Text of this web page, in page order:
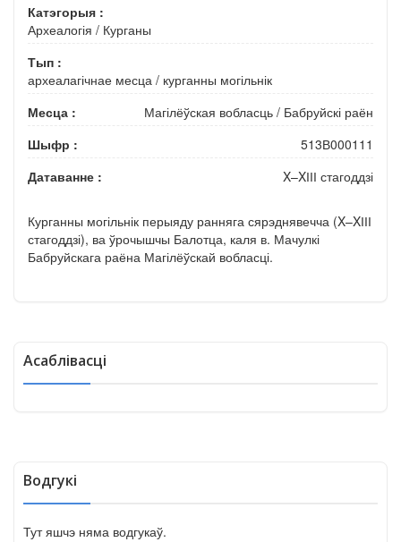
Катэгорыя :
Археалогія / Курганы
Тып :
археалагічнае месца / курганны могільнік
Месца :
Магілёўская вобласць / Бабруйскі раён
Шыфр :
513В000111
Датаванне :
X–XІІІ стагоддзі
Курганны могільнік перыяду ранняга сярэднявечча (X–XІІІ
стагоддзі), ва ўрочышчы Балотца, каля в. Мачулкі
Бабруйскага раёна Магілёўскай вобласці.
Асаблівасці
Водгукі
Тут яшчэ няма водгукаў.